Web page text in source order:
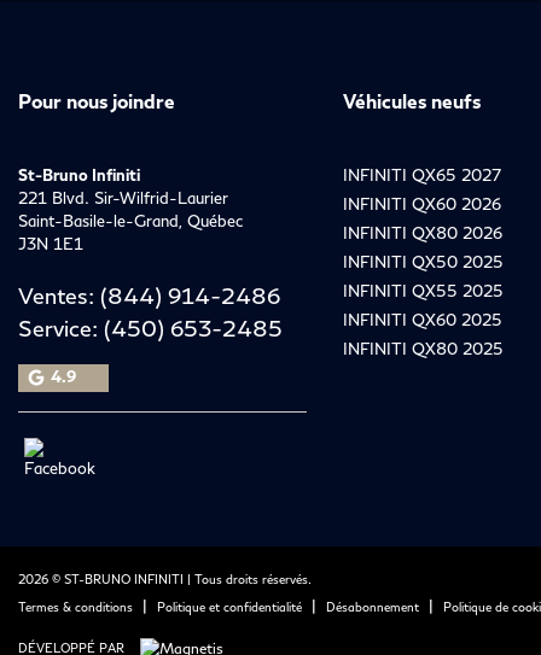
Pour nous joindre
St-Bruno Infiniti
221 Blvd. Sir-Wilfrid-Laurier
Saint-Basile-le-Grand, Québec
J3N 1E1
Ventes: (844) 914-2486
Service: (450) 653-2485
4.9
Véhicules neufs
INFINITI QX65 2027
INFINITI QX60 2026
INFINITI QX80 2026
INFINITI QX50 2025
INFINITI QX55 2025
INFINITI QX60 2025
INFINITI QX80 2025
2026 © ST-BRUNO INFINITI
| Tous droits réservés.
Termes & conditions
| Politique et confidentialité | Désabonnement | Politique de
DÉVELOPPÉ PAR